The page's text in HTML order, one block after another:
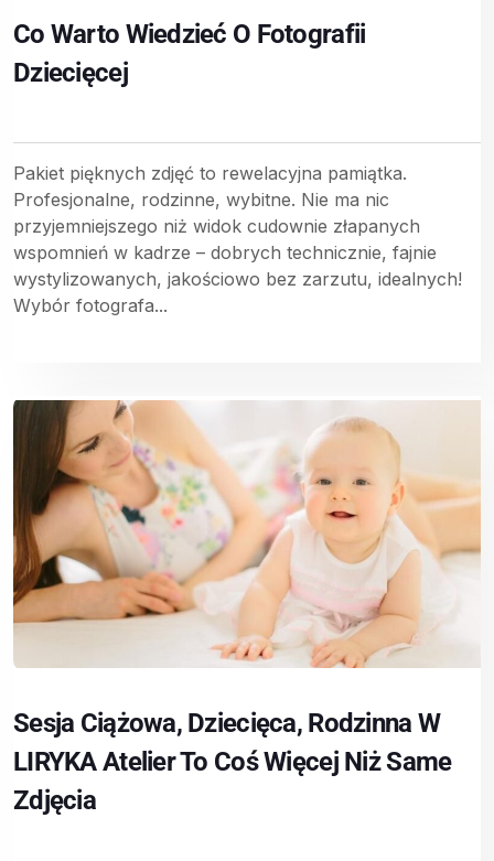
Co Warto Wiedzieć O Fotografii
Dziecięcej
Pakiet pięknych zdjęć to rewelacyjna pamiątka.
Profesjonalne, rodzinne, wybitne. Nie ma nic
przyjemniejszego niż widok cudownie złapanych
wspomnień w kadrze – dobrych technicznie, fajnie
wystylizowanych, jakościowo bez zarzutu, idealnych!
Wybór fotografa...
Sesja Ciążowa, Dziecięca, Rodzinna W
LIRYKA Atelier To Coś Więcej Niż Same
Zdjęcia